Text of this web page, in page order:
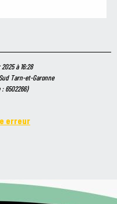
à 16:28
Tarn-et-Garonne
:6502266)
erreur